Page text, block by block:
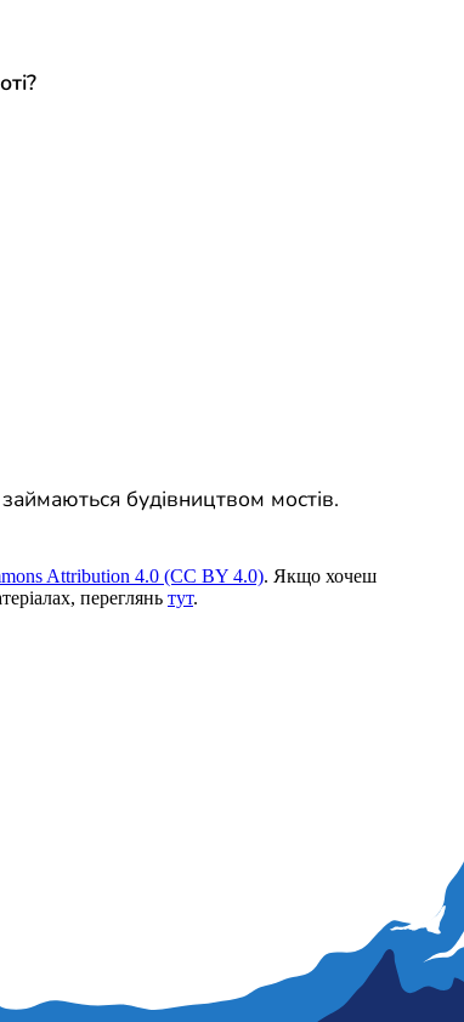
будівництвом мостів.
Attribution 4.0 (CC BY 4.0). Якщо хочеш
переглянь тут.